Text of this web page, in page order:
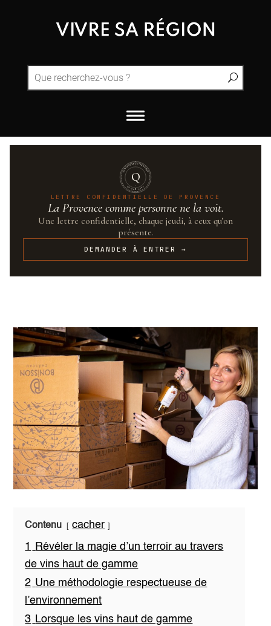
QUINTESSENCE·PROVENCE
UN·SUR·CENT
Q
LETTRE CONFIDENTIELLE DE PROVENCE
La Provence comme personne ne la voit.
Une lettre confidentielle, chaque jeudi, à ceux qu’on
présente.
DEMANDER À ENTRER →
Contenu
cacher
1
Révéler la magie d’un terroir au travers
de vins haut de gamme
2 Une méthodologie respectueuse de
l’environnement
3 Lorsque les vins haut de gamme